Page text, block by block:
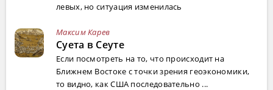
левых, но ситуация изменилась
Максим Карев
Суета в Сеуте
Если посмотреть на то, что происходит на
Ближнем Востоке с точки зрения геоэкономики,
то видно, как США последовательно ...